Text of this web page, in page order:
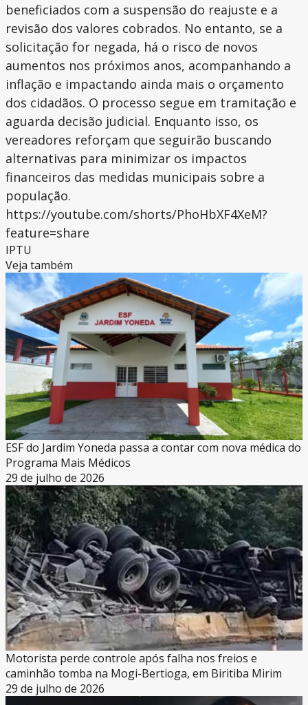
beneficiados com a suspensão do reajuste e a
revisão dos valores cobrados. No entanto, se a
solicitação for negada, há o risco de novos
aumentos nos próximos anos, acompanhando a
inflação e impactando ainda mais o orçamento
dos cidadãos. O processo segue em tramitação e
aguarda decisão judicial. Enquanto isso, os
vereadores reforçam que seguirão buscando
alternativas para minimizar os impactos
financeiros das medidas municipais sobre a
população.
https://youtube.com/shorts/PhoHbXF4XeM?
feature=share
IPTU
Veja também
ESF do Jardim Yoneda passa a contar com nova médica do
Programa Mais Médicos
29 de julho de 2026
Motorista perde controle após falha nos freios e
caminhão tomba na Mogi-Bertioga, em Biritiba Mirim
29 de julho de 2026